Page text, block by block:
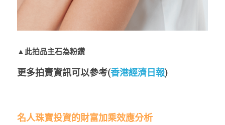
▲此拍品主石為粉鑽
更多拍賣資訊可以參考(香港經濟日報)
名人珠寶投資的財富加乘效應分析